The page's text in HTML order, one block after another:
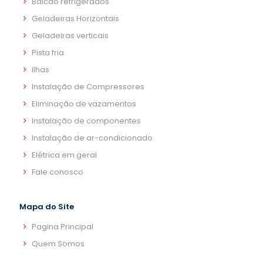
Geladeiras Horizontais
Geladeiras verticais
Pista fria
Ilhas
Instalação de Compressores
Eliminação de vazamentos
Instalação de componentes
Instalação de ar-condicionado
Elétrica em geral
Fale conosco
Mapa do Site
Pagina Principal
Quem Somos